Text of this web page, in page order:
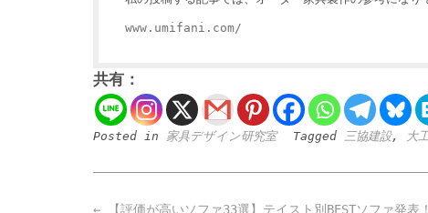
www.umifani.com/
共有：
Posted in 家具デザイン研究室 Tagged 三協建設, 大
Post
← 【評価が高いソファ33選】テイスト別BESTソファ発表